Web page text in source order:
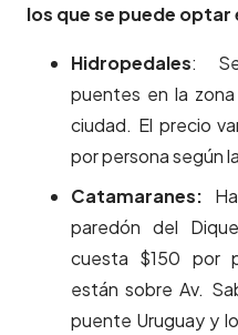
los que se puede optar
Hidropedales:
puentes en la
ciudad. El precio
por persona según
Catamaranes:
paredón del
cuesta $150 por
están sobre Av.
puente Uruguay y